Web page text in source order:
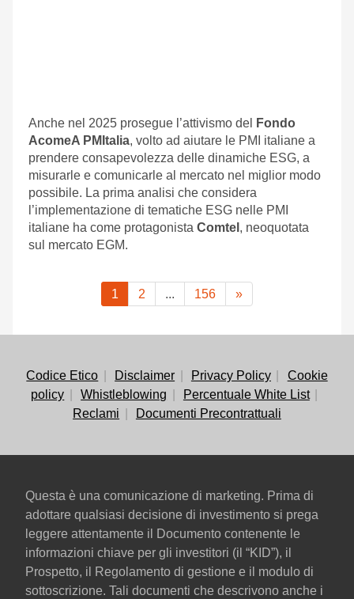
Anche nel 2025 prosegue l’attivismo del
Fondo
AcomeA PMItalia, volto ad aiutare le PMI italiane a
prendere consapevolezza delle dinamiche ESG, a
misurarle e comunicarle al mercato nel miglior modo
possibile. La prima analisi che considera
l’implementazione di tematiche ESG nelle PMI
italiane ha come protagonista Comtel , neoquotata
sul mercato EGM.
1 2 ... 156 »
Codice Etico Disclaimer Privacy Policy
Cookie
policy
Whistleblowing
Percentuale White List
Reclami
Documenti Precontrattuali
Questa è una comunicazione di marketing. Prima di
adottare qualsiasi decisione di investimento si prega
leggere attentamente il Documento contenente le
informazioni chiave per gli investitori (il “KID”), il
Prospetto, il Regolamento di gestione e il modulo di
sottoscrizione. Tali documenti che descrivono anche i